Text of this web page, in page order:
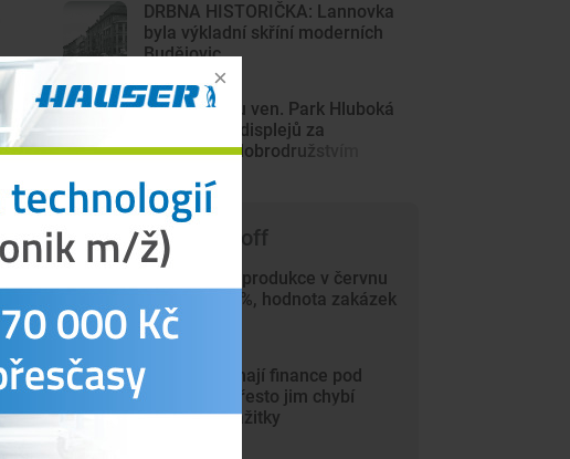
DRBNA HISTORIČKA: Lannovka
byla výkladní skříní moderních
Budějovic
Z Minecraftu ven. Park Hluboká
láká děti od displejů za
skutečným dobrodružstvím
O čem píše Trade-off
Průmyslová produkce v červnu
vzrostla o 4 %, hodnota zakázek
stoupla
Mladí Češi mají finance pod
kontrolou. Přesto jim chybí
peníze na zážitky